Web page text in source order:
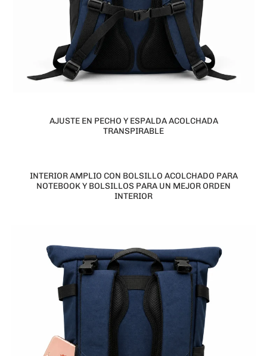
AJUSTE EN PECHO Y ESPALDA ACOLCHADA
TRANSPIRABLE
INTERIOR AMPLIO CON BOLSILLO ACOLCHADO PARA
NOTEBOOK Y BOLSILLOS PARA UN MEJOR ORDEN
INTERIOR